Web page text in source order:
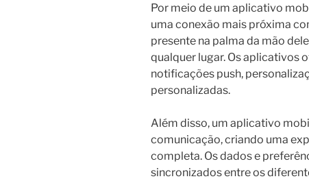
Por meio de um aplicativo
uma conexão mais próxima
presente na palma da mão
qualquer lugar. Os aplicativos
notificações push,
personalizadas.
Além disso, um aplicativo
comunicação, criando uma
completa. Os dados e
sincronizados entre os